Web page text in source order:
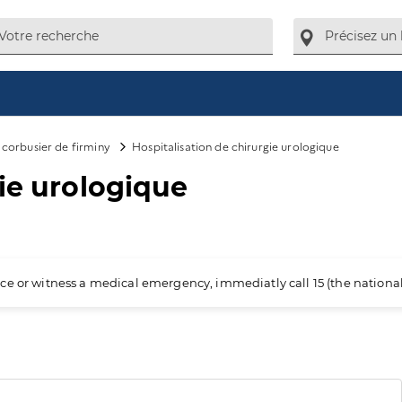
corbusier de firminy Hospitalisation de chirurgie urologique
urologique
or witness a medical emergency, immediatly call 15 (the